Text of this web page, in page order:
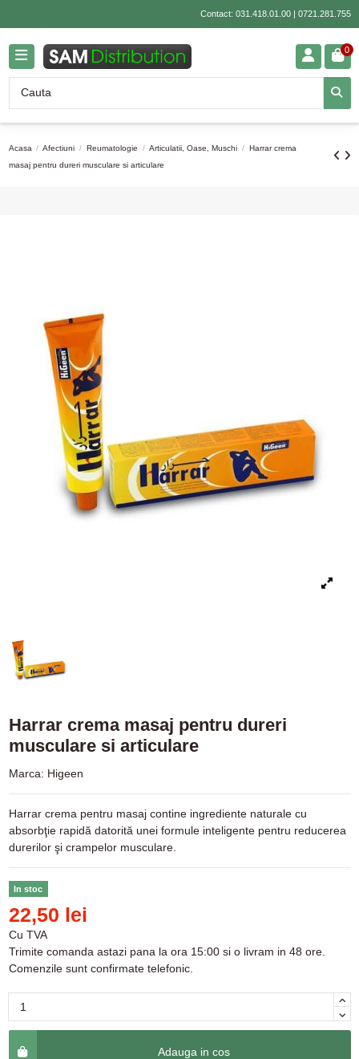
Contact: 031.418.01.00| 0721.281.755
0
Acasa Afectiuni Reumatologie Articulatii, Oase, Muschi
Harrar crema
masaj pentru dureri musculare si articulare
Harrar crema masaj pentru dureri
musculare si articulare
Marca: Higeen
Harrar crema pentru masaj contine ingrediente naturale cu
absorbţie rapidă datorită unei formule inteligente pentru reducerea
durerilor şi crampelor musculare.
In stoc
22,50 lei
Cu TVA
Trimite comanda astazi pana la ora 15:00 si o livram in 48 ore.
Comenzile sunt confirmate telefonic.
Adauga in cos